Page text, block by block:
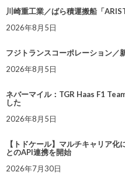
川崎重工業／ばら積運搬船「
2026年8月5日
フジトランスコーポレーション／
2026年8月5日
ネバーマイル：TGR Haas F1
した
2026年8月5日
【トドケール】マルチキャリア
とのAPI連携を開始
2026年7月30日